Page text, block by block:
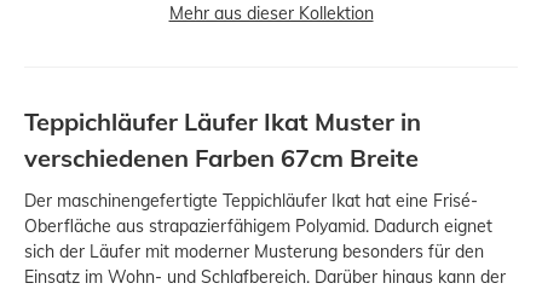
Mehr aus dieser Kollektion
Teppichläufer Läufer Ikat Muster in
verschiedenen Farben 67cm Breite
Der maschinengefertigte Teppichläufer Ikat hat eine Frisé-
Oberfläche aus strapazierfähigem Polyamid. Dadurch eignet
sich der Läufer mit moderner Musterung besonders für den
Einsatz im Wohn- und Schlafbereich. Darüber hinaus kann der